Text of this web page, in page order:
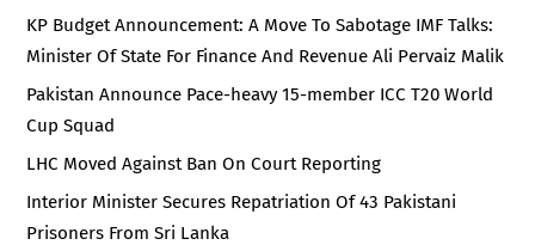
KP Budget Announcement: A Move To Sabotage IMF Talks:
Minister Of State For Finance And Revenue Ali Pervaiz Malik
Pakistan Announce Pace-heavy 15-member ICC T20 World
Cup Squad
LHC Moved Against Ban On Court Reporting
Interior Minister Secures Repatriation Of 43 Pakistani
Prisoners From Sri Lanka